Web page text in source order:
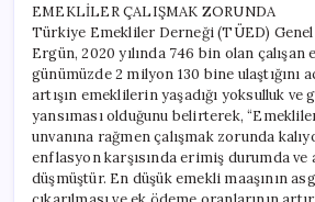
EMEKLİLER ÇALIŞMAK ZORUNDA
Türkiye Emekliler Derneği (TÜED) Genel
Ergün, 2020 yılında 746 bin olan çalışan
günümüzde 2 milyon 130 bine ulaştığını
artışın emeklilerin yaşadığı yoksulluk ve
yansıması olduğunu belirterek,
unvanına rağmen çalışmak zorunda
enflasyon karşısında erimiş durumda ve
düşmüştür. En düşük emekli maaşının